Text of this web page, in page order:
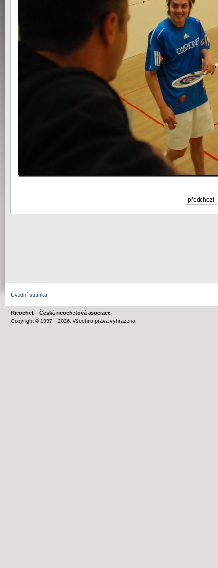
předchozí
Úvodní stránka
Ricochet – Česká ricochetová asociace
Copyright © 1997 – 2026. Všechna práva vyhrazena.